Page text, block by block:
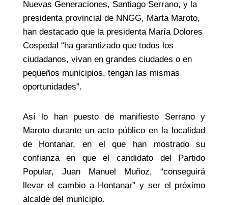
Nuevas Generaciones, Santiago Serrano, y la
presidenta provincial de NNGG, Marta Maroto,
han destacado que la presidenta María Dolores
Cospedal “ha garantizado que todos los
ciudadanos, vivan en grandes ciudades o en
pequeños municipios, tengan las mismas
oportunidades”.
Así lo han puesto de manifiesto Serrano y
Maroto durante un acto público en la localidad
de Hontanar, en el que han mostrado su
confianza en que el candidato del Partido
Popular, Juan Manuel Muñoz, “conseguirá
llevar el cambio a Hontanar” y ser el próximo
alcalde del municipio.